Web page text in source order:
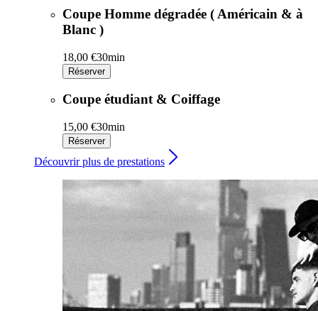
Coupe Homme dégradée ( Américain & à
Blanc )
18,00 €30min
Réserver
Coupe étudiant & Coiffage
15,00 €30min
Réserver
Découvrir plus de prestations